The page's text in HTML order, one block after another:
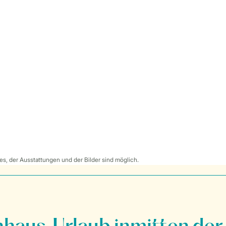
der Ausstattungen und der Bilder sind möglich.